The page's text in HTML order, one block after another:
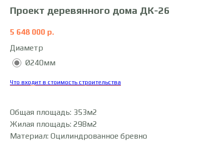
Проект деревянного дома ДК-26
5 648 000 р.
Диаметр
Ø240мм
Что входит в стоимость строительства
Общая площадь: 353м2
Жилая площадь: 298м2
Материал: Оцилиндрованное бревно